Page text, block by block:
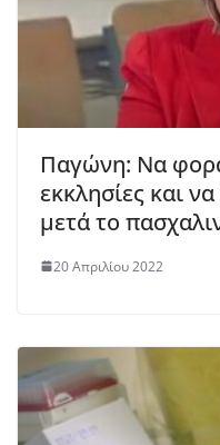
Παγώνη: Να
εκκλησίες και
μετά το
20 Απριλίου 2022